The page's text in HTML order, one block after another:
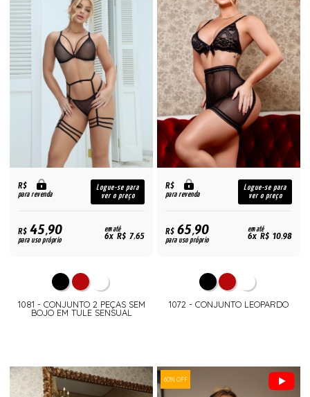
R$
para revenda
Logue-se para
ver o preço
R$45,90
para uso próprio
em até
6x R$ 7,65
1081 - CONJUNTO 2 PEÇAS SEM
BOJO EM TULE SENSUAL
R$
para revenda
Logue-se para
ver o preço
R$65,90
para uso próprio
em até
6x R$ 10,98
1072 - CONJUNTO LEOPARDO
60% OFF